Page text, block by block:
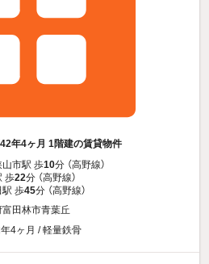
年4ヶ月 1階建の賃貸物件
山市駅 歩10分 （高野線）
歩22分 （高野線）
駅 歩45分 （高野線）
富田林市青葉丘
4ヶ月 / 軽量鉄骨